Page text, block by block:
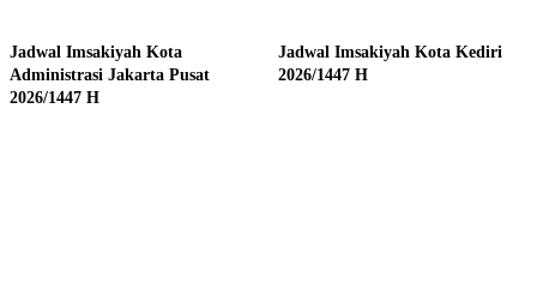
Jadwal Imsakiyah Kota
Administrasi Jakarta Pusat
2026/1447 H
Jadwal Imsakiyah Kota Kediri
2026/1447 H